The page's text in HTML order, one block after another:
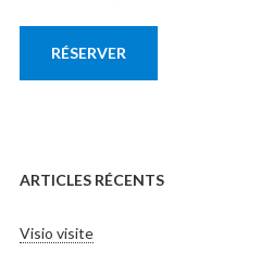
RÉSERVER
ARTICLES RÉCENTS
Visio visite